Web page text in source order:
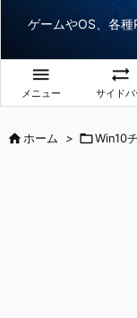
ゲームやOS、各

メニュー

サイドバ
ホーム > Win10